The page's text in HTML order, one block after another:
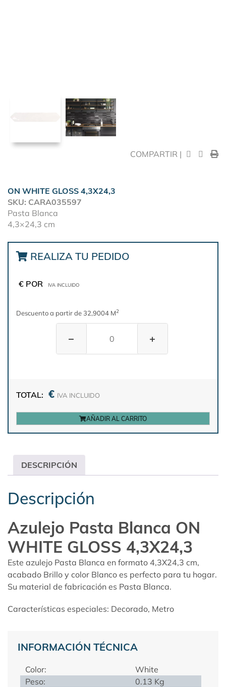
COMPARTIR |
ON WHITE GLOSS 4,3X24,3
SKU: CARA035597
Pasta Blanca
4,3×24,3 cm
REALIZA TU PEDIDO
€ POR IVA INCLUIDO
Descuento a partir de 32,9004 M2
− +
TOTAL: € IVA INCLUIDO
AÑADIR AL CARRITO
DESCRIPCIÓN
Descripción
Azulejo Pasta Blanca ON
WHITE GLOSS 4,3X24,3
Este azulejo Pasta Blanca en formato 4,3X24,3 cm,
acabado Brillo y color Blanco es perfecto para tu hogar.
Su material de fabricación es Pasta Blanca.
Características especiales: Decorado, Metro
INFORMACIÓN TÉCNICA
Color:
White
Peso:
0.13 Kg